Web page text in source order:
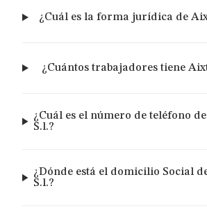
¿Cuál es la forma jurídica de
¿Cuántos trabajadores tiene
¿Cuál es el número de teléfono
S.l.?
¿Dónde está el domicilio Social
S.l.?